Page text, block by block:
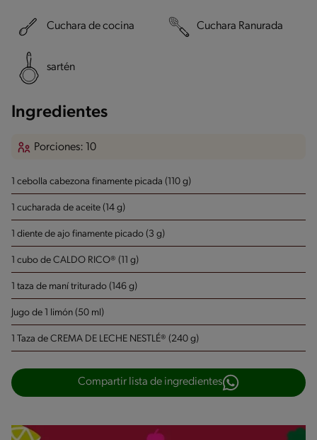
Cuchara de cocina Cuchara Ranurada
sartén
Ingredientes
Porciones: 10
1 cebolla cabezona finamente picada (110 g)
1 cucharada de aceite (14 g)
1 diente de ajo finamente picado (3 g)
1 cubo de CALDO RICO® (11 g)
1 taza de maní triturado (146 g)
Jugo de 1 limón (50 ml)
1 Taza de CREMA DE LECHE NESTLÉ® (240 g)
Compartir lista de ingredientes